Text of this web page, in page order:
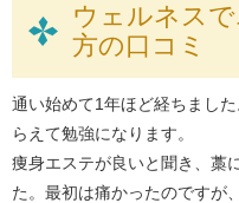
ウェルネス
方の口コミ
通い始めて1年ほど経ちまし
らえて勉強になります。
痩身エステが良いと聞き、藁
た。最初は痛かったのですが